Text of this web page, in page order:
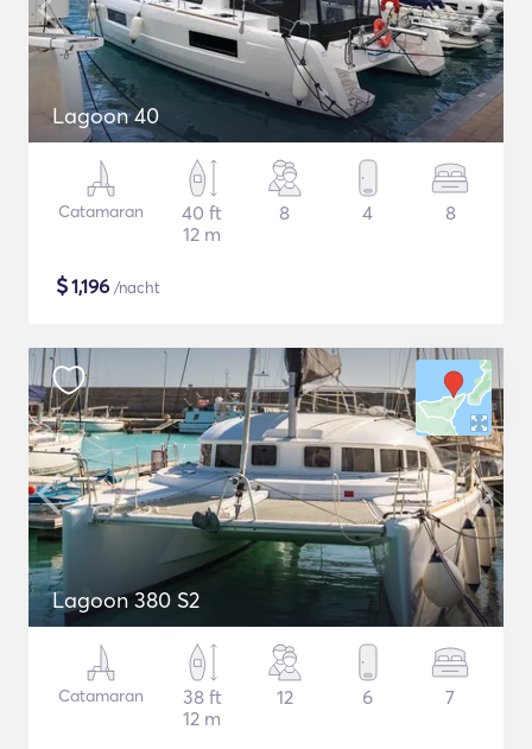
Lagoon 40
Catamaran
40 ft
12 m
8 4 8
$1,196 /nacht
Lagoon 380 S2
Catamaran
38 ft
12 m
12 6 7